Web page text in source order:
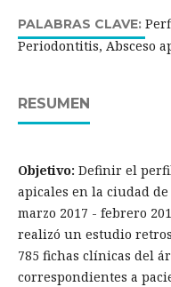
PALABRAS CLAVE:
Periodontitis, Absceso
RESUMEN
Objetivo: Definir el
apicales en la ciudad
marzo 2017 - febrero
realizó un estudio
785 fichas clínicas del
correspondientes a